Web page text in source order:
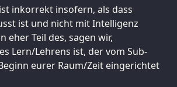
inkorrekt insofern, als dass
ist und nicht mit Intelligenz
eher Teil des, sagen wir,
Lern/Lehrens ist, der vom Sub-
eurer Raum/Zeit eingerichtet